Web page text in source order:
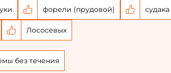
форели (прудовой) судака
Лососевых
без течения
Создать аккаунт